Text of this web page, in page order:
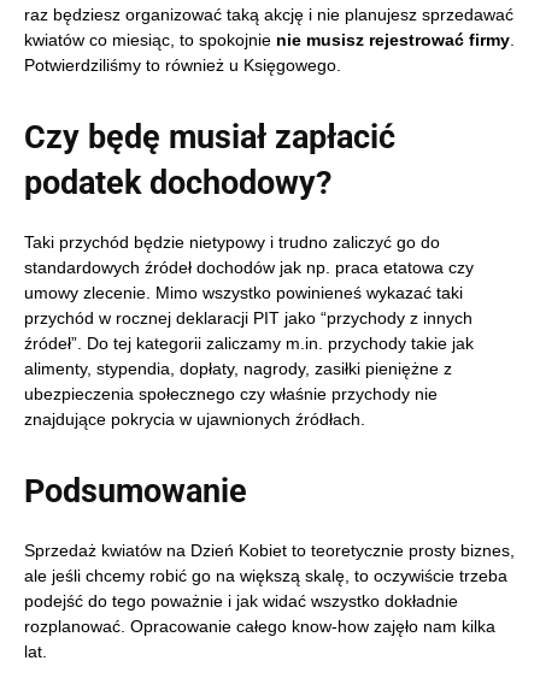
raz będziesz organizować taką akcję i nie planujesz sprzedawać
kwiatów co miesiąc, to spokojnie nie musisz rejestrować firmy.
Potwierdziliśmy to również u Księgowego.
Czy będę musiał zapłacić
podatek dochodowy?
Taki przychód będzie nietypowy i trudno zaliczyć go do
standardowych źródeł dochodów jak np. praca etatowa czy
umowy zlecenie. Mimo wszystko powinieneś wykazać taki
przychód w rocznej deklaracji PIT jako “przychody z innych
źródeł”. Do tej kategorii zaliczamy m.in. przychody takie jak
alimenty, stypendia, dopłaty, nagrody, zasiłki pieniężne z
ubezpieczenia społecznego czy właśnie przychody nie
znajdujące pokrycia w ujawnionych źródłach.
Podsumowanie
Sprzedaż kwiatów na Dzień Kobiet to teoretycznie prosty biznes,
ale jeśli chcemy robić go na większą skalę, to oczywiście trzeba
podejść do tego poważnie i jak widać wszystko dokładnie
rozplanować. Opracowanie całego know-how zajęło nam kilka
lat.